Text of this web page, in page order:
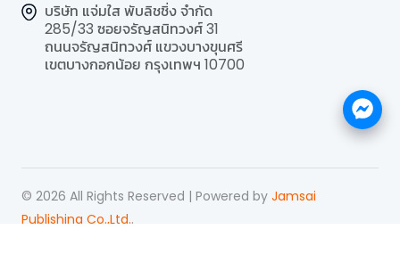
บริษัท แจ่มใส พับลิชชิ่ง จำกัด
285/33 ซอยจรัญสนิทวงศ์ 31
ถนนจรัญสนิทวงศ์ แขวงบางขุนศรี
เขตบางกอกน้อย กรุงเทพฯ 10700
© 2026 All Rights Reserved | Powered by Jamsai
Publishing Co.,Ltd..